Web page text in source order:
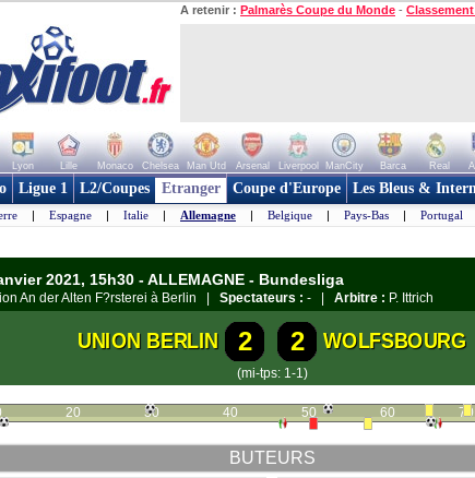
A retenir : Palmarès Coupe du Monde -
Lyon Lille Monaco Chelsea Man Utd Arsenal Liverpool ManCity Barca Real
Ligue 1 L2/Coupes Etranger Coupe d'Europe Les Bleus &
| Espagne | Italie | Allemagne | Belgique | Pays-Bas | Portugal
2021, 15h30 - ALLEMAGNE - Bundesliga
An der Alten F?rsterei à Berlin | Spectateurs : - | Arbitre : P. Ittrich
UNION BERLIN 2 2 WOLFSBOURG
(mi-tps: 1-1)
20 30 40 50 60 70
BUTEURS